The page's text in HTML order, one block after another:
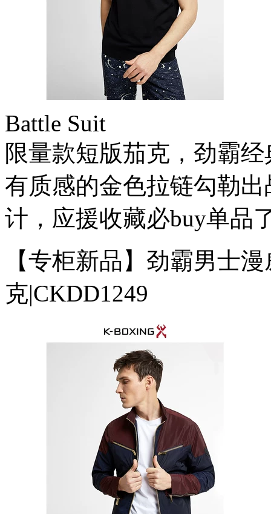
Battle Suit
限量款短版茄克，劲霸
有质感的金色拉链勾勒
计，应援收藏必buy单品
【专柜新品】劲霸男士
克|CKDD1249